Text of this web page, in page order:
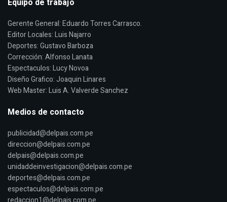
Gerente General: Eduardo Torres Carrasco.
Editor Locales: Luis Najarro
Deportes: Gustavo Barboza
Corrección: Alfonso Lanata
Espectaculos: Lucy Novoa
Diseño Grafico: Joaquin Linares
Web Master: Luis A. Valverde Sanchez
Medios de contacto
publicidad@delpais.com.pe
direccion@delpais.com.pe
delpais@delpais.com.pe
unidaddeinvestigacion@delpais.com.pe
deportes@delpais.com.pe
espectaculos@delpais.com.pe